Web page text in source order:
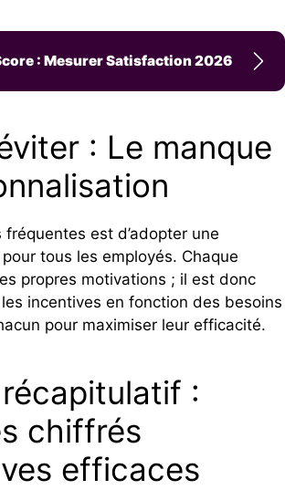
: Mesurer Satisfaction 2026
: Le manque
fréquentes est d’adopter une
tous les employés. Chaque
propres motivations ; il est donc
les incentives en fonction des besoins
pour maximiser leur efficacité.
:
chiffrés
efficaces